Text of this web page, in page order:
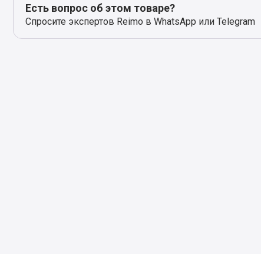
Есть вопрос об этом товаре?
Спросите экспертов Reimo в WhatsApp или Telegram